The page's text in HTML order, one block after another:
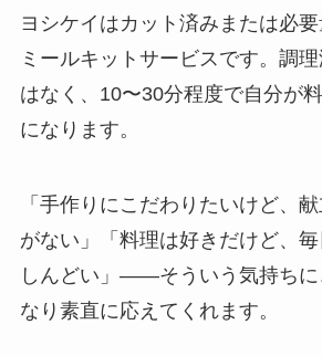
ヨシケイはカット済みまたは必要
ミールキットサービスです。調
はなく、10〜30分程度で自分が
になります。
「手作りにこだわりたいけど、
がない」「料理は好きだけど、
しんどい」——そういう気持ちに
なり素直に応えてくれます。